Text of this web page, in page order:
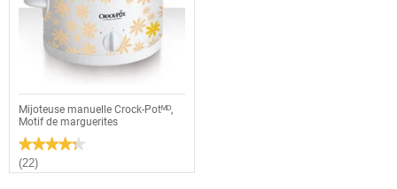
Mijoteuse manuelle Crock-Potᴹᴰ,
Motif de marguerites
★★★★★
★★★★★
4.3
étoile(s)
(22)